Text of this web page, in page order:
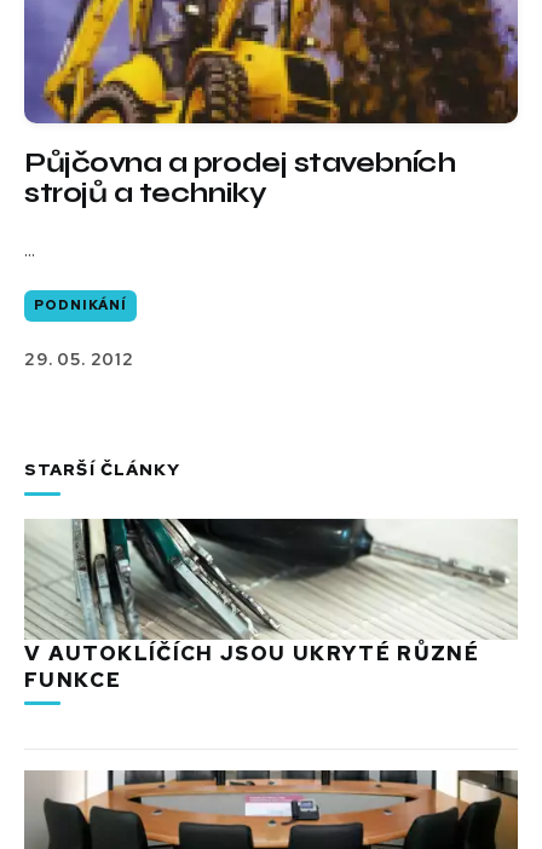
Půjčovna a prodej stavebních
strojů a techniky
...
PODNIKÁNÍ
29. 05. 2012
STARŠÍ ČLÁNKY
V AUTOKLÍČÍCH JSOU UKRYTÉ RŮZNÉ
FUNKCE